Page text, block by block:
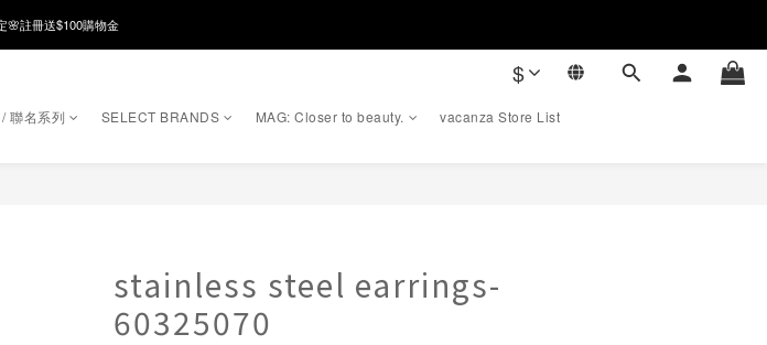
指定分類滿件88折！
指定分類滿件88折！
🌸註冊送$100購物金
$
聯名系列 SELECT BRANDS MAG: Closer to beauty. vacanza Store List
stainless steel earrings-
60325070